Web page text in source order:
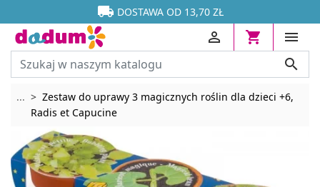

 DOSTAWA OD 13,70 ZŁ






... Rozwiń breadcrumbs
Zestaw do uprawy 3 magicznych roślin dla dzieci +6,
Radis et Capucine